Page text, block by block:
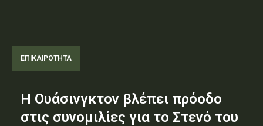
ΕΠΙΚΑΙΡΟΤΗΤΑ
Η Ουάσινγκτον βλέπει πρόοδο
στις συνομιλίες για το Στενό του